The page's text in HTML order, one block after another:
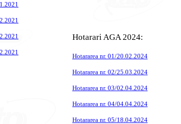
Hotarari AGA 2024:
Hotararea nr. 01/20.02.2024
Hotararea nr. 02/25.03.2024
Hotararea nr. 03/02.04.2024
Hotararea nr. 04/04.04.2024
Hotararea nr. 05/18.04.2024